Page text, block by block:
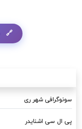
سونوگرافی شهر ری
پی ال سی اشنایدر